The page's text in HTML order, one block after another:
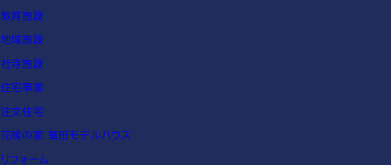
教育施設
地域施設
社寺施設
住宅事業
注文住宅
花暖の家 篭田モデルハウス
リフォーム